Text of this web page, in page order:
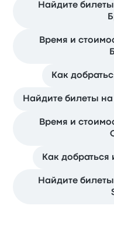
Найдите
Время и
Как
Найдите билеты
Время и
Как
Найдите